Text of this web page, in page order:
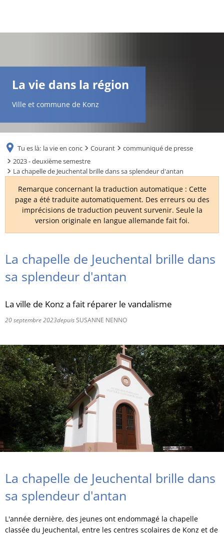
FR
TR
UK
La vie dans la région
Ville et commune de Konz
Tu es là: la vie en conc Courant
communiqué de presse
2023 - deuxième semestre
La chapelle de Jeuchental brille dans sa splendeur d'antan
Remarque concernant la traduction automatique : Cette
page a été traduite automatiquement. Des erreurs ou des
imprécisions de traduction peuvent survenir. Seule la
version originale en langue allemande fait foi.
La chapelle de Jeuchental brille dans
sa splendeur d'antan
La ville de Konz a fait réparer le vandalisme
20 septembre 2023depuisSUSANNE NENNO
La chapelle de Jeuchental brille dans
sa splendeur d'antan
L'année dernière, des jeunes ont endommagé la chapelle
classée du Jeuchental, entre les centres scolaires de Konz et de